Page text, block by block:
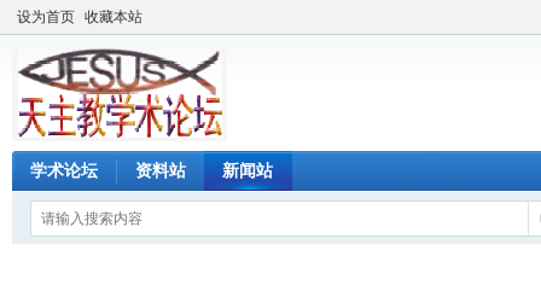
设为首页 收藏本站
学术论坛 资料站 新闻站